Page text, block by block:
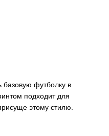
базовую футболку в
подходит для
этому стилю.